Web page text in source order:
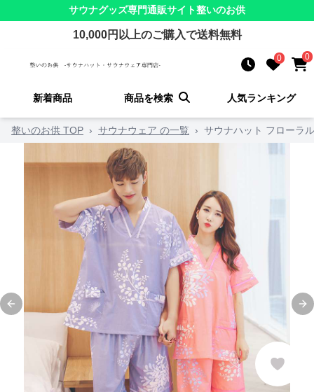
サウナグッズ専門通販サイト整いのお供
10,000円以上のご購入で送料無料
0 0
新着商品 商品を検索 人気ランキング
整いのお供 TOP › サウナウェア の一覧 › サウナハット フローラ
Previous slide